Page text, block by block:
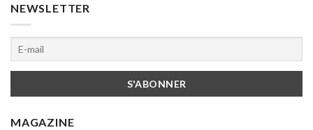
NEWSLETTER
MAGAZINE